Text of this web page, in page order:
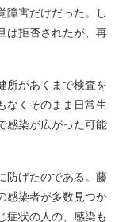
障害だけだった。し
は拒否されたが、再
所があくまで検査を
なくそのまま日常生
感染が広がった可能
防げたのである。藤
感染者が多数見つか
症状の人の、感染も